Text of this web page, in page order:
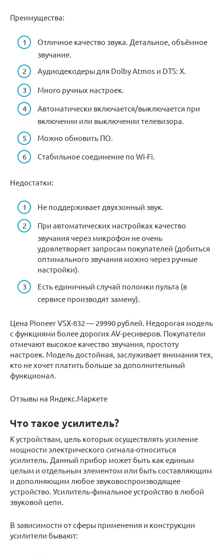
Преимущества:
Отличное качество звука. Детальное, объёмное
звучание.
Аудиодекодеры для Dolby Atmos и DTS: X.
Много ручных настроек.
Автоматически включается/выключается при
включении или выключении телевизора.
Можно обновить ПО.
Стабильное соединение по Wi-Fi.
Недостатки:
Не поддерживает двухзонный звук.
При автоматических настройках качество
звучания через микрофон не очень
удовлетворяет запросам покупателей (добиться
оптимального звучания можно через ручные
настройки).
Есть единичный случай поломки пульта (в
сервисе производят замену).
Цена Pioneer VSX-832 — 29990 рублей. Недорогая модель
с функциями более дорогих AV-ресиверов. Покупатели
отмечают высокое качество звучания, простоту
настроек. Модель достойная, заслуживает внимания тех,
кто не хочет платить больше за дополнительный
функционал.
Отзывы на Яндекс.Маркете
Что такое усилитель?
К устройствам, цель которых осуществлять усиление
мощности электрического сигнала-относиться
усилитель. Данный прибор может быть как единым
целым и отдельным элементом или быть составляющим
и дополняющим любое звуковоспроизводящее
устройство. Усилитель-финальное устройство в любой
звуковой цепи.
В зависимости от сферы применения и конструкции
усилители бывают: